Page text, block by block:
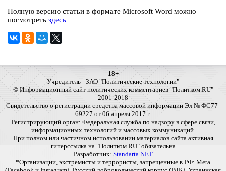
Полную версию статьи в формате Microsoft Word можно
посмотреть здесь
18+
Учредитель - ЗАО "Политические технологии"
© Информационный сайт политических комментариев "Политком.RU"
2001-2018
Свидетельство о регистрации средства массовой информации Эл № ФС77-
69227 от 06 апреля 2017 г.
Регистрирующий орган: Федеральная служба по надзору в сфере связи,
информационных технологий и массовых коммуникаций.
При полном или частичном использовании материалов сайта активная
гиперссылка на "Политком.RU" обязательна
Разработчик: Standarta.NET
*Организации, экстремисты и террористы, запрещенные в РФ: Meta